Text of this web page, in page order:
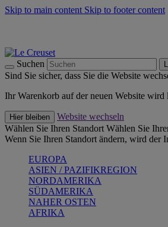
Skip to main content Skip to footer content
Suchen
Sind Sie sicher, dass Sie die Website
Ihr Warenkorb auf der neuen Website
Hier bleiben
Website wechseln
Wählen Sie Ihren Standort Wählen Sie
Wenn Sie Ihren Standort ändern, wird der
EUROPA
ASIEN / PAZIFIKREGION
NORDAMERIKA
SÜDAMERIKA
NAHER OSTEN
AFRIKA